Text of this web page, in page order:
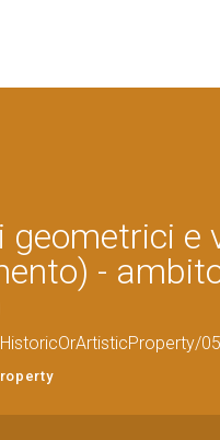
geometrici e
-